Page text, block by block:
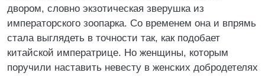
двором, словно экзотическая зверушка из
императорского зоопарка. Со временем она и впрямь
стала выглядеть в точности так, как подобает
китайской императрице. Но женщины, которым
поручили наставить невесту в женских добродетелях